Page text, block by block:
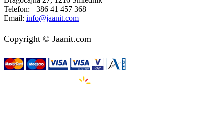
Telefon: +386 41 457 368
Email: info@jaanit.com
Copyright © Jaanit.com